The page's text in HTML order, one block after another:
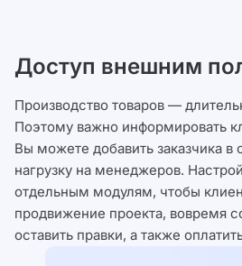
Доступ внешним
Производство товаров —
Поэтому важно информировать
Вы можете добавить заказчика в
нагрузку на менеджеров.
отдельным модулям, чтобы
продвижение проекта, вовремя
оставить правки, а также